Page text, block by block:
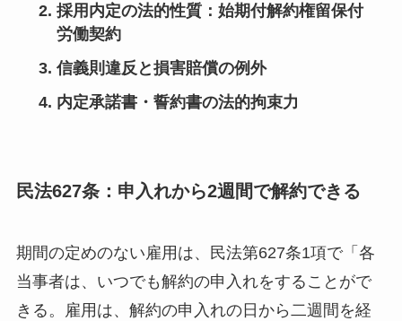
採用内定の法的性質：始期付解約権留保付
労働契約
信義則違反と損害賠償の例外
内定承諾書・誓約書の法的拘束力
民法627条：申入れから2週間で解約できる
期間の定めのない雇用は、民法第627条1項で「各
当事者は、いつでも解約の申入れをすることがで
きる。雇用は、解約の申入れの日から二週間を経